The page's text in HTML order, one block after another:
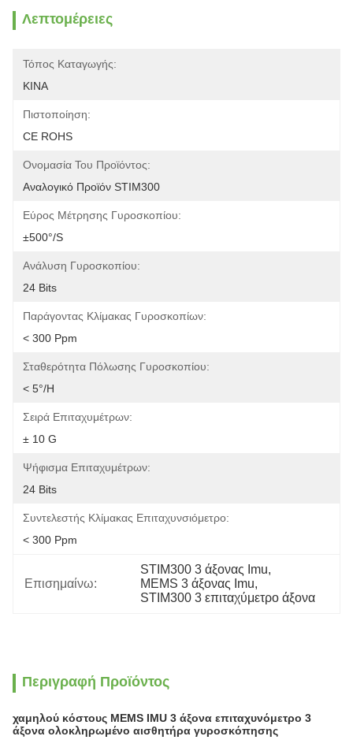
Λεπτομέρειες
Τόπος Καταγωγής:
ΚΙΝΑ
Πιστοποίηση:
CE ROHS
Ονομασία Του Προϊόντος:
Αναλογικό Προϊόν STIM300
Εύρος Μέτρησης Γυροσκοπίου:
±500°/s
Ανάλυση Γυροσκοπίου:
24 Bits
Παράγοντας Κλίμακας Γυροσκοπίων:
< 300 Ppm
Σταθερότητα Πόλωσης Γυροσκοπίου:
< 5°/h
Σειρά Επιταχυμέτρων:
± 10 G
Ψήφισμα Επιταχυμέτρων:
24 Bits
Συντελεστής Κλίμακας Επιταχυνσιόμετρο:
< 300 Ppm
Επισημαίνω:
STIM300 3 άξονας Imu,
MEMS 3 άξονας Imu,
STIM300 3 επιταχύμετρο άξονα
Περιγραφή Προϊόντος
χαμηλού κόστους MEMS IMU 3 άξονα επιταχυνόμετρο 3
άξονα ολοκληρωμένο αισθητήρα γυροσκόπησης